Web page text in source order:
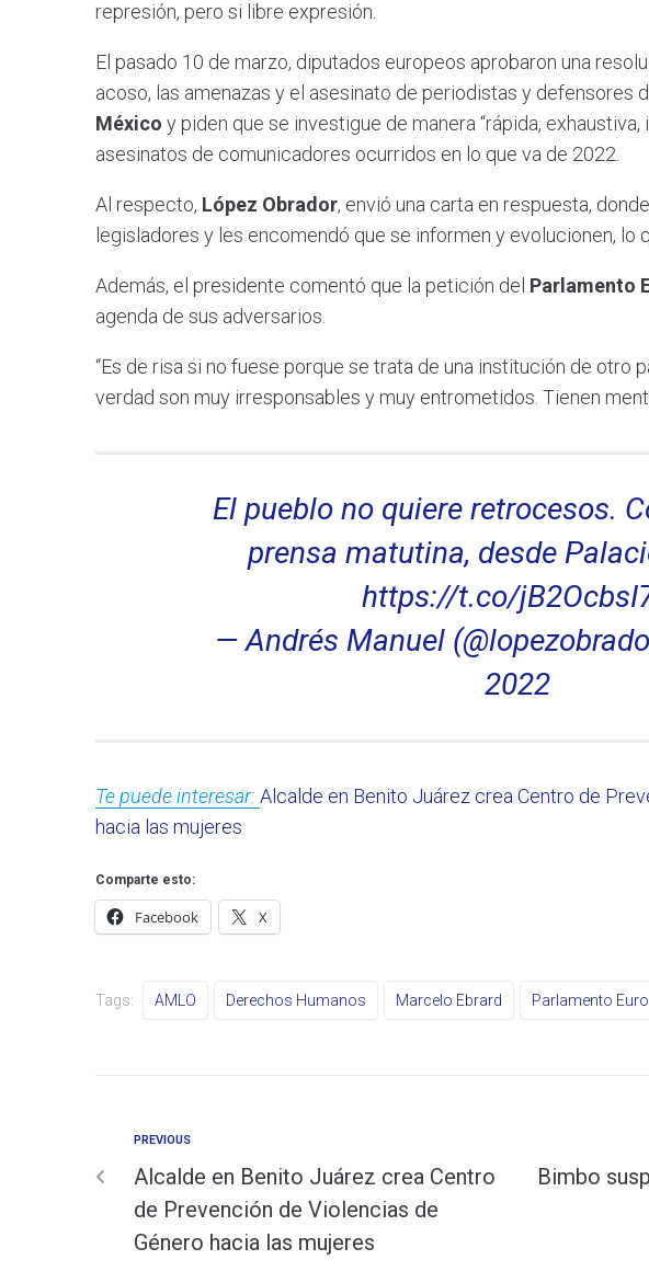
represión, pero si libre expresión.
El pasado 10 de marzo, diputados europeos aprobaron una
acoso, las amenazas y el asesinato de periodistas y defensores
México y piden que se investigue de manera “rápida,
asesinatos de comunicadores ocurridos en lo que va de 2022.
Al respecto, López Obrador, envió una carta en respuesta,
legisladores y les encomendó que se informen y evolucionen, lo
Además, el presidente comentó que la petición del Parlamento
agenda de sus adversarios.
“Es de risa si no fuese porque se trata de una institución de otro
verdad son muy irresponsables y muy entrometidos. Tienen
El pueblo no quiere retrocesos.
prensa matutina, desde
https://t.co/
— Andrés Manuel
2022
Te puede interesar: Alcalde en Benito Juárez crea Centro de
hacia las mujeres
Comparte esto:
Facebook X
Tags: AMLO Derechos Humanos Marcelo Ebrard Parlamento
PREVIOUS
Alcalde en Benito Juárez crea Centro
de Prevención de Violencias de
Género hacia las mujeres
Bimbo